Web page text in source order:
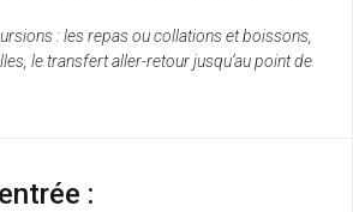
: les repas ou collations et boissons,
le transfert aller-retour jusqu’au point de
: